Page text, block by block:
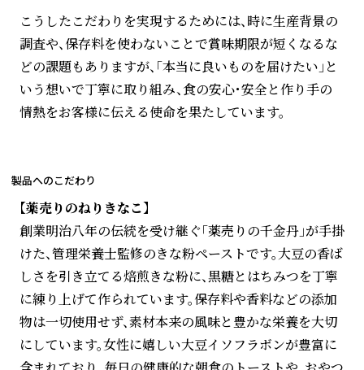
こうしたこだわりを実現するためには、時に生産背景の
調査や、保存料を使わないことで賞味期限が短くなるな
どの課題もありますが、「本当に良いものを届けたい」と
いう想いで丁寧に取り組み、食の安心・安全と作り手の
情熱をお客様に伝える使命を果たしています。
製品へのこだわり
【薬売りのねりきなこ】
創業明治八年の伝統を受け継ぐ「薬売りの千金丹」が手掛
けた、管理栄養士監修のきな粉ペーストです。大豆の香ば
しさを引き立てる焙煎きな粉に、黒糖とはちみつを丁寧
に練り上げて作られています。保存料や香料などの添加
物は一切使用せず、素材本来の風味と豊かな栄養を大切
にしています。女性に嬉しい大豆イソフラボンが豊富に